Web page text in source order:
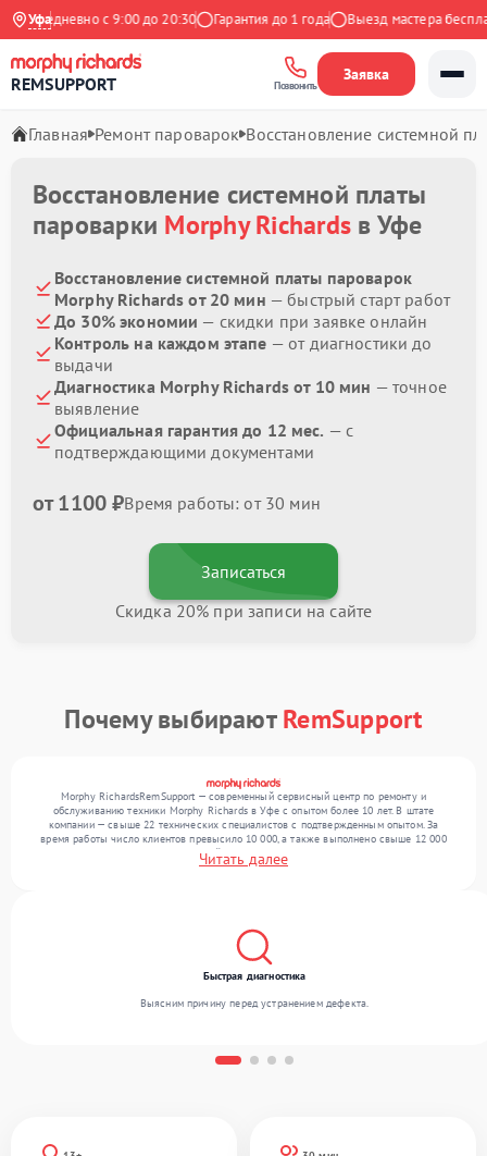
Уфа
Ежедневно с 9:00 до 20:30 Гарантия до 1 года Выезд мастера
REMSUPPORT Позвонить
Заявка
Главная Ремонт пароварок Восстановление системной
Восстановление системной платы
пароварки Morphy Richards в Уфе
Восстановление системной платы пароварок
Morphy Richards от 20 мин — быстрый старт работ
До 30% экономии — скидки при заявке онлайн
Контроль на каждом этапе — от диагностики до
выдачи
Диагностика Morphy Richards от 10 мин — точное
выявление
Официальная гарантия до 12 мес. — с
подтверждающими документами
от 1100 ₽Время работы: от 30 мин
Записаться
Скидка 20% при записи на сайте
Почему выбираютRemSupport
Morphy RichardsRemSupport — современный сервисный центр по ремонту и
обслуживанию техники Morphy Richards в Уфе с опытом более 10 лет. В штате
компании — свыше 22 технических специалистов с подтвержденным опытом. За
время работы число клиентов превысило 10 000, а также выполнено свыше 12 000
ремонтов. Ежемесячно в сервисный центр поступает свыше 300 единиц техники,
включая , , . Мы устраняем поломки любой сложности и обеспечиваем надежный
Читать далее
Быстрая диагностика
Выясним причину перед устранением дефекта.